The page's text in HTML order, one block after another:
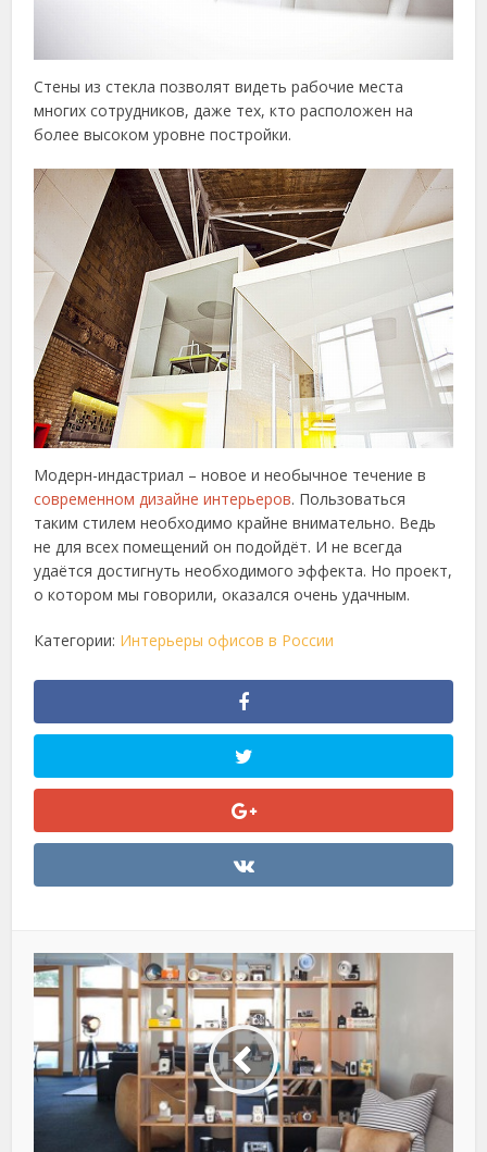
Стены из стекла позволят видеть рабочие места
многих сотрудников, даже тех, кто расположен на
более высоком уровне постройки.
Модерн-индастриал – новое и необычное течение в
современном дизайне интерьеров. Пользоваться
таким стилем необходимо крайне внимательно. Ведь
не для всех помещений он подойдёт. И не всегда
удаётся достигнуть необходимого эффекта. Но проект,
о котором мы говорили, оказался очень удачным.
Категории: Интерьеры офисов в России